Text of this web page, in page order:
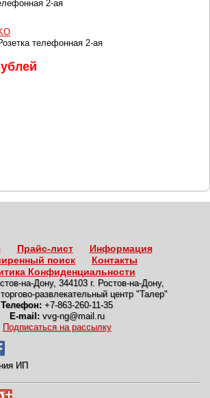
2-ая
телефонная 2-ая
Прайс-лист
Информация
поиск
Контакты
Конфиденциальности
на-Дону, 344103 г. Ростов-на-Дону,
развлекательный центр "Талер"
Телефон: +7-863-260-11-35
E-mail: vvg-ng@mail.ru
Подписаться на рассылку
ИП